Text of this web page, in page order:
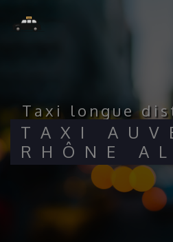
taxi longue
TAXI AUVERGNE
RHÔNE